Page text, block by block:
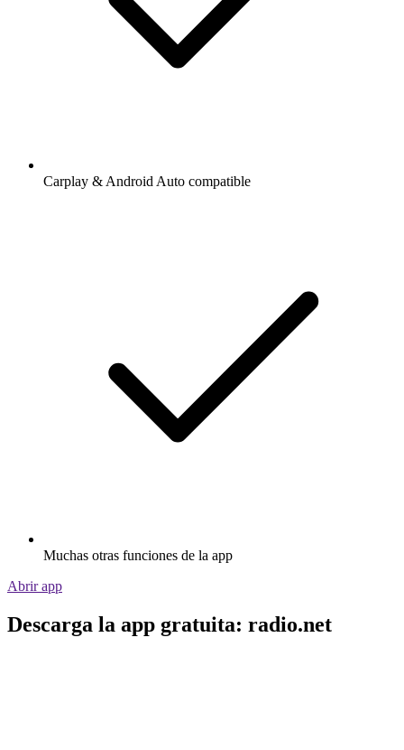
Carplay & Android Auto compatible
Muchas otras funciones de la app
Abrir app
Descarga la app gratuita: radio.net